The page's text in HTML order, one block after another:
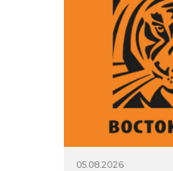
Контакты
05.08.2026